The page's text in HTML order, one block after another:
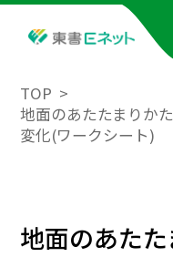
TOP
地面のあたたまりか
変化(ワークシート)
地面のあた